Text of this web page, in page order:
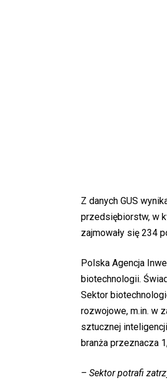
Z danych GUS
przedsiębiorstw, w
zajmowały się 234
Polska Agencja
biotechnologii.
Sektor
rozwojowe, m.in. w
sztucznej
branża przeznacza
– Sektor potrafi